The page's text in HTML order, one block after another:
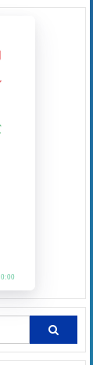
0:00